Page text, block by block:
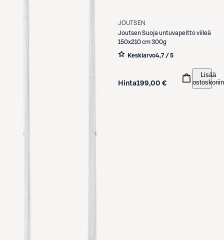
JOUTSEN
JoutsenSuoja untuvapeitto viileä
150x210 cm 300g
Keskiarvo4,7 / 5
Hinta199,00 €
Lisää
ostoskoriin